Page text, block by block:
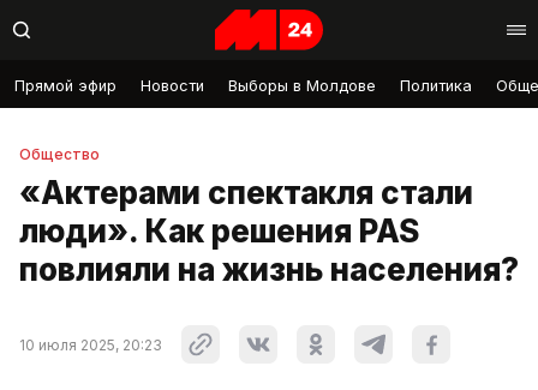
Прямой эфир Новости Выборы в Молдове Политика
Общество
«Актерами спектакля стали
люди». Как решения PAS
повлияли на жизнь населения?
10 июля 2025, 20:23